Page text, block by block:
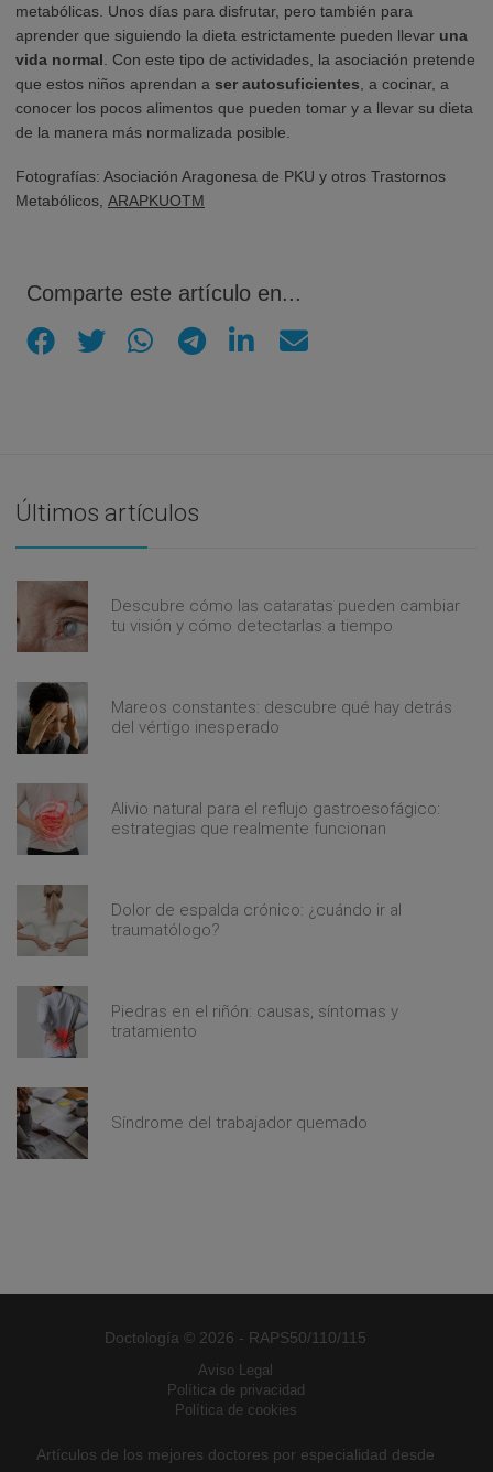
metabólicas. Unos días para disfrutar, pero también para
aprender que siguiendo la dieta estrictamente pueden llevar una
vida normal . Con este tipo de actividades, la asociación pretende
que estos niños aprendan a ser autosuficientes , a cocinar, a
conocer los pocos alimentos que pueden tomar y a llevar su dieta
de la manera más normalizada posible.
Fotografías: Asociación Aragonesa de PKU y otros Trastornos
Metabólicos, ARAPKUOTM
Comparte este artículo en...
Últimos artículos
Descubre cómo las cataratas pueden cambiar
tu visión y cómo detectarlas a tiempo
Mareos constantes: descubre qué hay detrás
del vértigo inesperado
Alivio natural para el reflujo gastroesofágico:
estrategias que realmente funcionan
Dolor de espalda crónico: ¿cuándo ir al
traumatólogo?
Piedras en el riñón: causas, síntomas y
tratamiento
Síndrome del trabajador quemado
Doctología © 2026 - RAPS50/110/115
Aviso Legal
Política de privacidad
Política de cookies
Artículos de los mejores doctores por especialidad desde